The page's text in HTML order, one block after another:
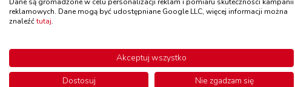
Dostępnośćdo 14 dni
Wyprzedaż!
W
reklamowych. Dane mogą być udostępniane Google LLC, więcej informacji można
znaleźćtutaj.
Akceptuj wszystko
Dostosuj
Nie zgadzam się